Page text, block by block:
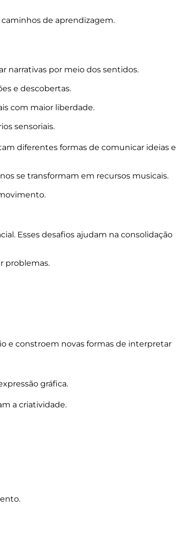
de aprendizagem.
narrativas por meio dos sentidos.
e descobertas.
com maior liberdade.
sensoriais.
diferentes formas de comunicar ideias e
se transformam em recursos musicais.
Esses desafios ajudam na consolidação
problemas.
e constroem novas formas de interpretar
gráfica.
a criatividade.